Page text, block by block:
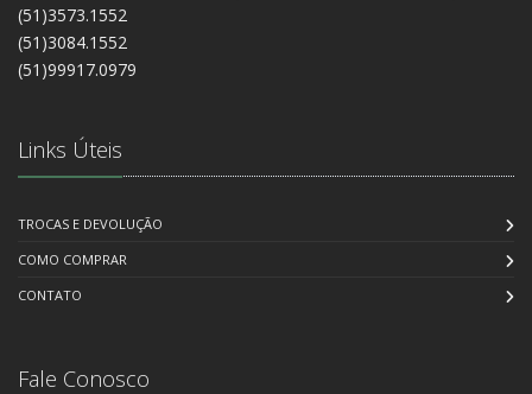
(51)3573.1552
(51)3084.1552
(51)99917.0979
Links Úteis
TROCAS E DEVOLUÇÃO
COMO COMPRAR
CONTATO
Fale Conosco